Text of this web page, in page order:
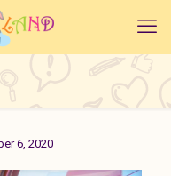
6, 2020